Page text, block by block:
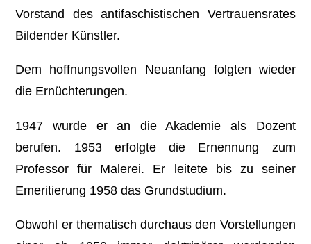
Vorstand des antifaschistischen Vertrauensrates
Bildender Künstler.
Dem hoffnungsvollen Neuanfang folgten wieder
die Ernüchterungen.
1947 wurde er an die Akademie als Dozent
berufen. 1953 erfolgte die Ernennung zum
Professor für Malerei. Er leitete bis zu seiner
Emeritierung 1958 das Grundstudium.
Obwohl er thematisch durchaus den Vorstellungen